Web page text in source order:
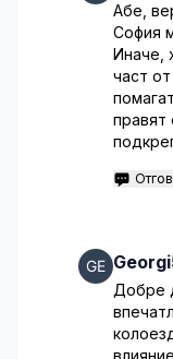
Абе,
София
Иначе,
част
правят
Добре